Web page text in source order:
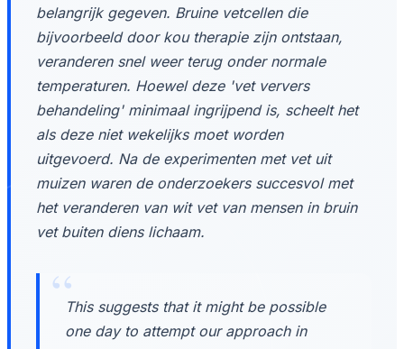
belangrijk gegeven. Bruine vetcellen die
bijvoorbeeld door kou therapie zijn ontstaan,
veranderen snel weer terug onder normale
temperaturen. Hoewel deze 'vet ververs
behandeling' minimaal ingrijpend is, scheelt het
als deze niet wekelijks moet worden
uitgevoerd. Na de experimenten met vet uit
muizen waren de onderzoekers succesvol met
het veranderen van wit vet van mensen in bruin
vet buiten diens lichaam.
This suggests that it might be possible
one day to attempt our approach in